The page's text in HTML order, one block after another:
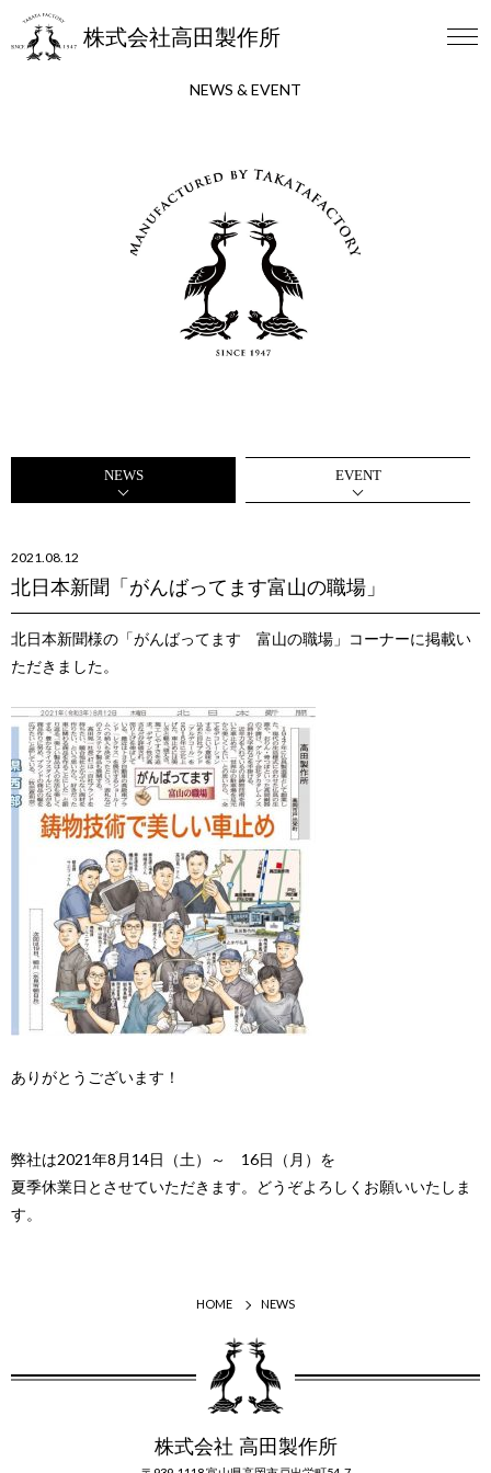
株式会社高田製作所
NEWS & EVENT
NEWS EVENT
2021.08.12
北日本新聞「がんばってます富山の職場」
北日本新聞様の「がんばってます 富山の職場」コーナーに掲載い
ただきました。
ありがとうございます！
弊社は2021年8月14日（土）～ 16日（月）を
夏季休業日とさせていただきます。どうぞよろしくお願いいたしま
す。
HOME NEWS
株式会社 高田製作所